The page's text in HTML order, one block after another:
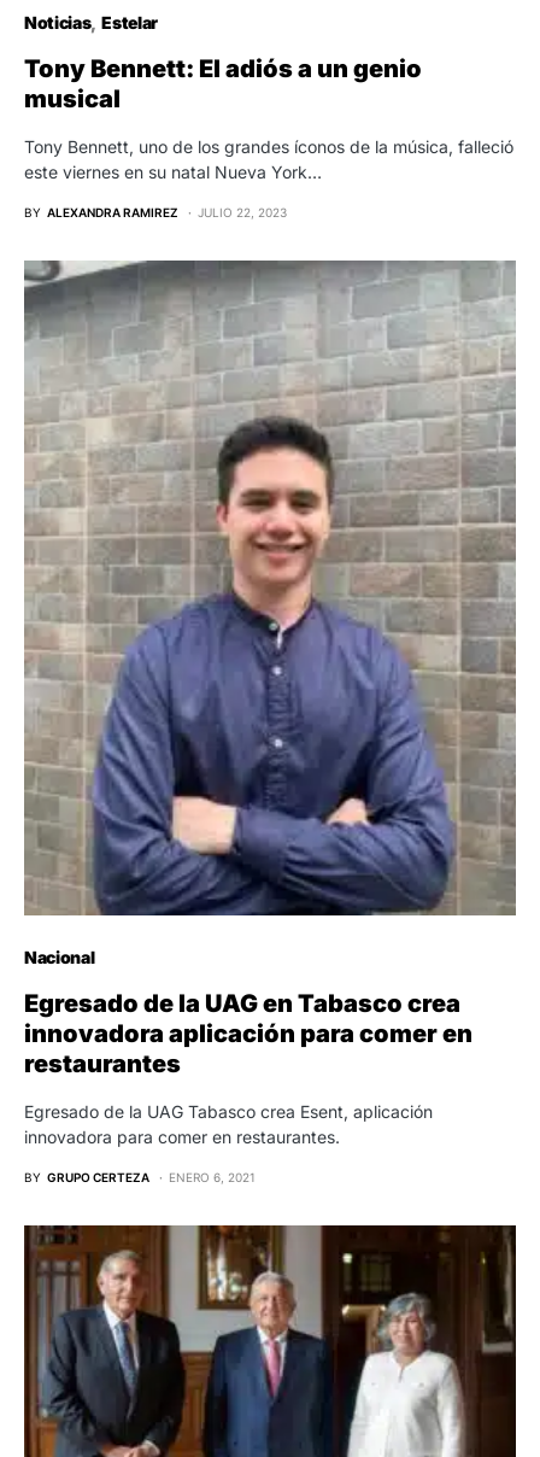
Noticias Estelar
Tony Bennett: El adiós a un genio
musical
Tony Bennett, uno de los grandes íconos de la música, falleció
este viernes en su natal Nueva York…
BY ALEXANDRA RAMIREZ JULIO 22, 2023
Nacional
Egresado de la UAG en Tabasco crea
innovadora aplicación para comer en
restaurantes
Egresado de la UAG Tabasco crea Esent, aplicación
innovadora para comer en restaurantes.
BY GRUPO CERTEZA ENERO 6, 2021